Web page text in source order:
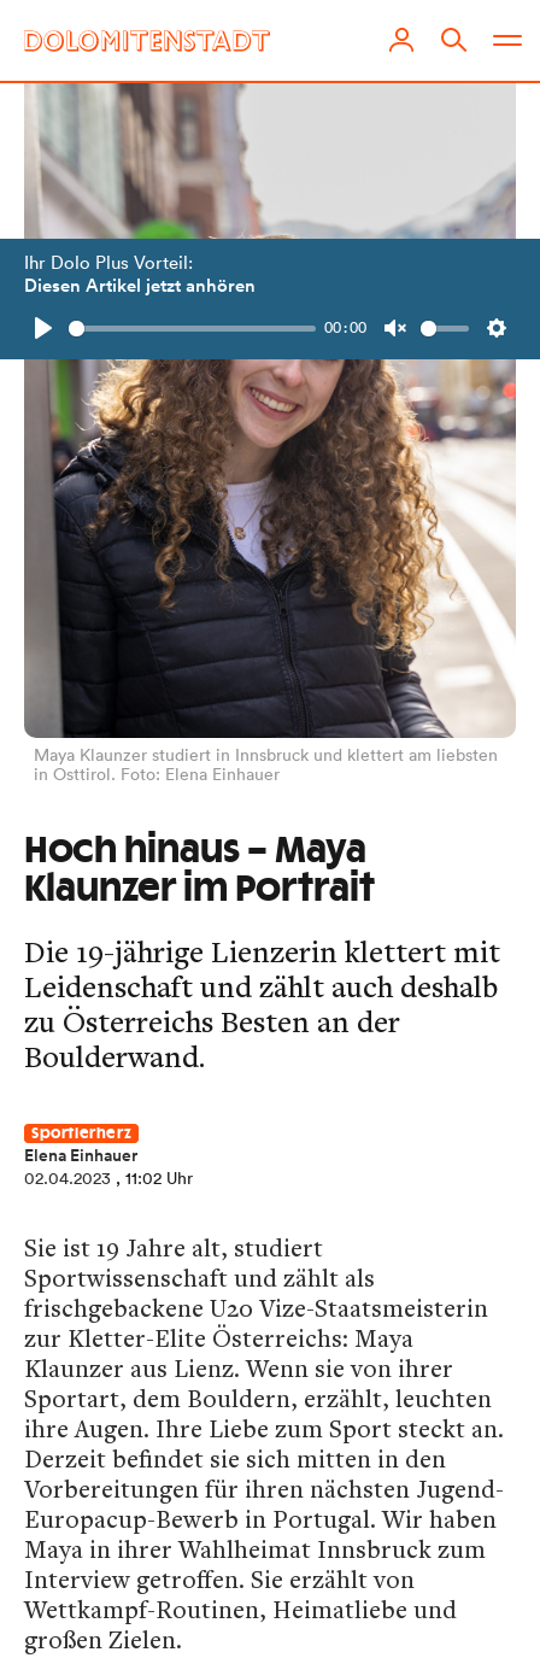
Ihr Dolo Plus Vorteil:
Diesen Artikel jetzt anhören
Play
00:00
Unmute
Maya Klaunzer studiert in Innsbruck und klettert am liebsten
in Osttirol. Foto: Elena Einhauer
Hoch hinaus – Maya
Klaunzer im Portrait
Die 19-jährige Lienzerin klettert mit
Leidenschaft und zählt auch deshalb
zu Österreichs Besten an der
Boulderwand.
Sportlerherz
Elena Einhauer
02.04.2023 , 11:02 Uhr
Sie ist 19 Jahre alt, studiert
Sportwissenschaft und zählt als
frischgebackene U20 Vize-Staatsmeisterin
zur Kletter-Elite Österreichs: Maya
Klaunzer aus Lienz. Wenn sie von ihrer
Sportart, dem Bouldern, erzählt, leuchten
ihre Augen. Ihre Liebe zum Sport steckt an.
Derzeit befindet sie sich mitten in den
Vorbereitungen für ihren nächsten Jugend-
Europacup-Bewerb in Portugal. Wir haben
Maya in ihrer Wahlheimat Innsbruck zum
Interview getroffen. Sie erzählt von
Wettkampf-Routinen, Heimatliebe und
großen Zielen.